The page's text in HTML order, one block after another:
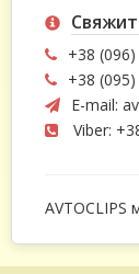
+38
+38
E-mail:
Viber: